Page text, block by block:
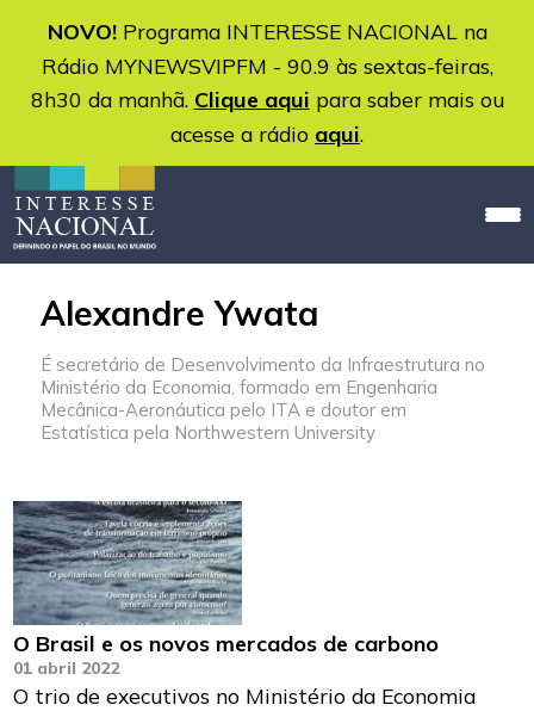
NOVO!Programa INTERESSE NACIONAL na
Rádio MYNEWSVIPFM - 90.9 às sextas-feiras,
8h30 da manhã. Clique aqui para saber mais ou
acesse a rádio aqui.
Alexandre Ywata
É secretário de Desenvolvimento da Infraestrutura no
Ministério da Economia, formado em Engenharia
Mecânica-Aeronáutica pelo ITA e doutor em
Estatística pela Northwestern University
O Brasil e os novos mercados de carbono
01 abril 2022
O trio de executivos no Ministério da Economia